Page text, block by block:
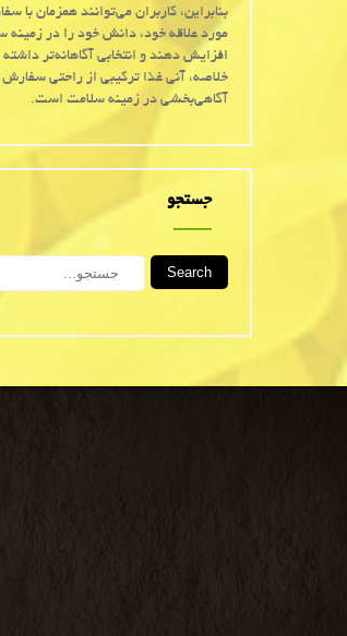
بنابراین، کاربران می‌توانند همزمان با
مورد علاقه خود، دانش خود را در زمینه
افزایش دهند و انتخابی آگاهانه‌تر
خلاصه، آنی غذا ترکیبی از راحتی سفارش
آگاهی‌بخشی در زمینه سلامت است.
جستجو
Search